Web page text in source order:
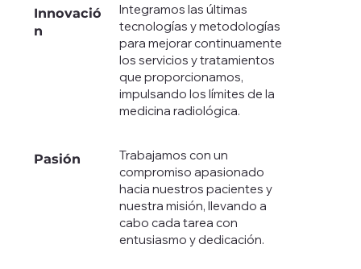
Innovació
n
Integramos las últimas
tecnologías y metodologías
para mejorar continuamente
los servicios y tratamientos
que proporcionamos,
impulsando los límites de la
medicina radiológica.
Pasión
Trabajamos con un
compromiso apasionado
hacia nuestros pacientes y
nuestra misión, llevando a
cabo cada tarea con
entusiasmo y dedicación.